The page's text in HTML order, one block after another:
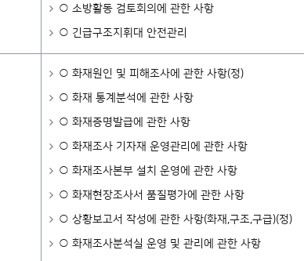
○ 소방활동 검토회의에 관한 사항
○ 긴급구조지휘대 안전관리
○ 화재원인 및 피해조사에 관한 사항(정)
○ 화재 통계분석에 관한 사항
○ 화재증명발급에 관한 사항
○ 화재조사 기자재 운영관리에 관한 사항
○ 화재조사본부 설치 운영에 관한 사항
○ 화재현장조사서 품질평가에 관한 사항
○ 상황보고서 작성에 관한 사항(화재,구조,구급)(정)
○ 화재조사분석실 운영 및 관리에 관한 사항